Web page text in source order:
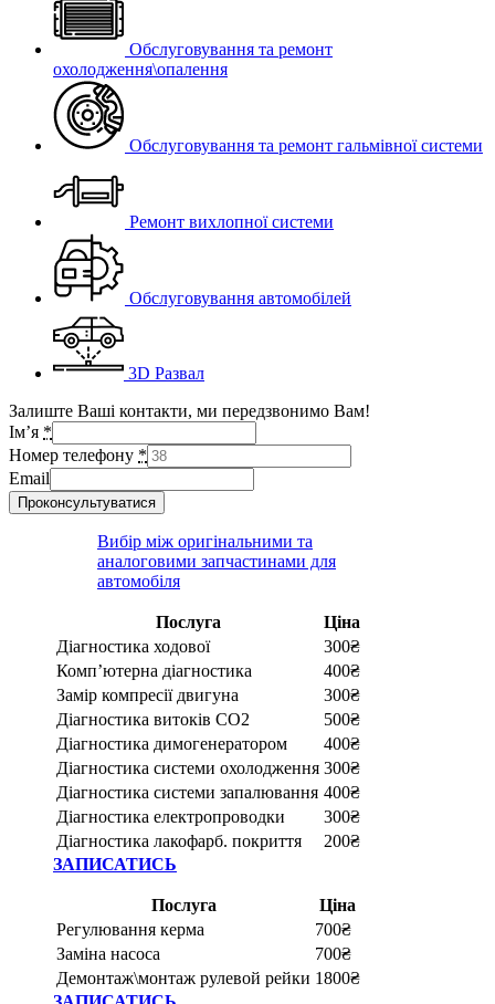
Обслуговування та ремонт
охолодження\опалення
Обслуговування та ремонт гальмівної системи
Ремонт вихлопної системи
Обслуговування автомобілей
3D Развал
Залиште Ваші контакти, ми передзвонимо Вам!
Ім’я *
Номер телефону *
Email
Проконсультуватися
Вибір між оригінальними та
аналоговими запчастинами для
автомобіля
Послуга
Ціна
Діагностика ходової
300₴
Комп’ютерна діагностика
400₴
Замір компресії двигуна
300₴
Діагностика витоків CO2
500₴
Діагностика димогенератором
400₴
Діагностика системи охолодження 300₴
Діагностика системи запалювання 400₴
Діагностика електропроводки
300₴
Діагностика лакофарб. покриття
200₴
ЗАПИСАТИСЬ
Послуга
Ціна
Регулювання керма
700₴
Заміна насоса
700₴
Демонтаж\монтаж рулевой рейки 1800₴